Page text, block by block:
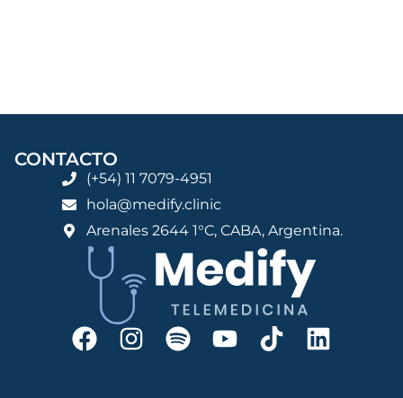
CONTACTO
(+54) 11 7079-4951
hola@medify.clinic
Arenales 2644 1°C, CABA, Argentina.